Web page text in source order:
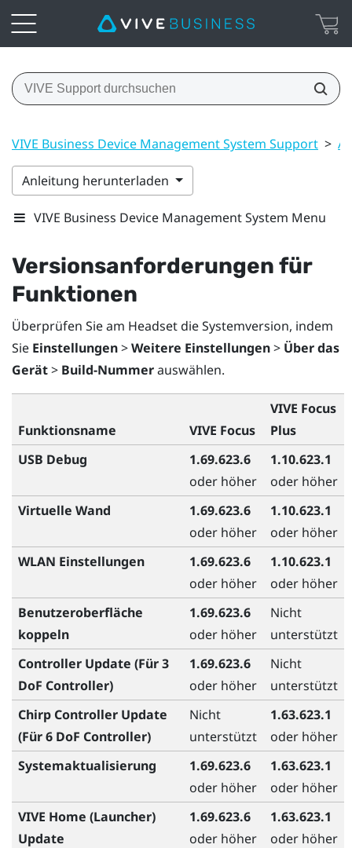
VIVE Business Device Management System Support >
Anleitung herunterladen
VIVE Business Device Management System Menu
Versionsanforderungen für
Funktionen
Überprüfen Sie am Headset die Systemversion, indem
Sie Einstellungen>Weitere Einstellungen> Über das
Gerät> Build-Nummerauswählen.
Funktionsname VIVE Focus
VIVE Focus
Plus
USB Debug
1.69.623.6
oder höher
1.10.623.1
oder höher
Virtuelle Wand
1.69.623.6
oder höher
1.10.623.1
oder höher
WLAN Einstellungen
1.69.623.6
oder höher
1.10.623.1
oder höher
Benutzeroberfläche
koppeln
1.69.623.6
oder höher
Nicht
unterstützt
Controller Update (Für 3
DoF Controller)
1.69.623.6
oder höher
Nicht
unterstützt
Chirp Controller Update
(Für 6 DoF Controller)
Nicht
unterstützt
1.63.623.1
oder höher
Systemaktualisierung
1.69.623.6
oder höher
1.63.623.1
oder höher
VIVE Home (Launcher)
Update
1.69.623.6
oder höher
1.63.623.1
oder höher